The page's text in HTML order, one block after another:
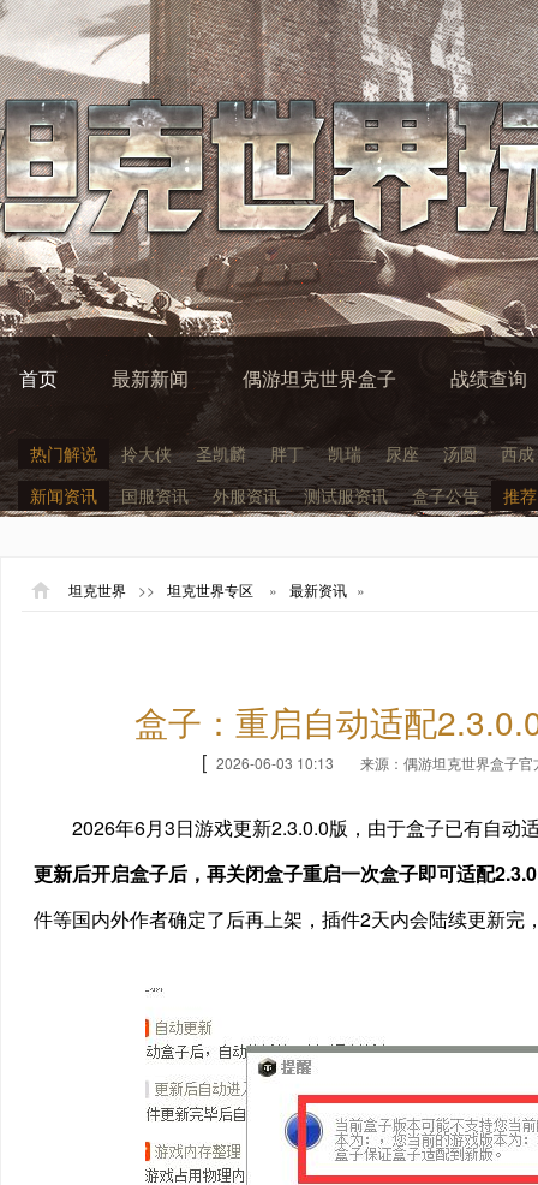
首页 最新新闻 偶游坦克世界盒子 战绩查询
热门解说 拎大侠 圣凯麟 胖丁 凯瑞 尿座 汤圆
西成
新闻资讯
国服资讯 外服资讯 测试服资讯 盒子公告 推
坦克世界 >> 坦克世界专区 » 最新资讯 »
盒子：重启自动适配
[ 2026-06-03 10:13 来源：偶游坦克世界盒子官
2026年6月3日游戏更新2.3.0.0版，由于盒子已有自动
更新后开启盒子后，再关闭盒子重启一次盒子即可适配
件等国内外作者确定了后再上架，插件2天内会陆续更新完